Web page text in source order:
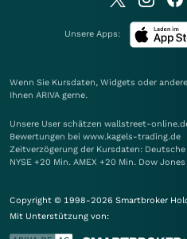
Unsere Apps:
Wenn Sie Kursdaten, Widgets oder
Ihnen ARIVA gerne.
Unsere User schätzen wallstreet-
Bewertungen bei www.kagels-trading.de
Zeitverzögerung der Kursdaten:
NYSE +20 Min. AMEX +20 Min. Dow
Copyright © 1998-2026 Smartbroker
Mit Unterstützung von: